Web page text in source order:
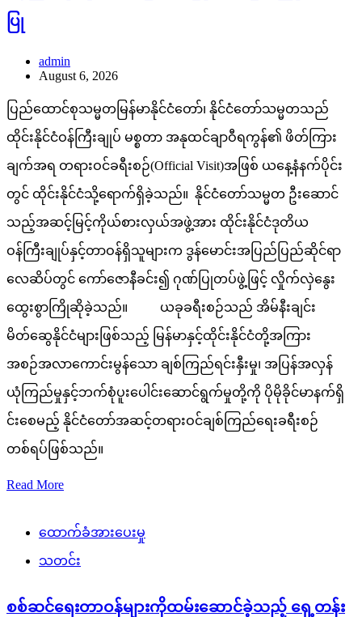
ပြု
admin
August 6, 2026
ပြည်ထောင်စုသမ္မတမြန်မာနိုင်ငံတော်၊ နိုင်ငံတော်သမ္မတသည်
ထိုင်းနိုင်ငံဝန်ကြီးချုပ် မစ္စတာ အနုထင်ချာဝီရကွန်၏ ဖိတ်ကြား
ချက်အရ တရားဝင်ခရီးစဉ်(Official Visit)အဖြစ် ယနေ့နံနက်ပိုင်း
တွင် ထိုင်းနိုင်ငံသို့ရောက်ရှိခဲ့သည်။ နိုင်ငံတော်သမ္မတ ဦးဆောင်
သည့်အဆင့်မြင့်ကိုယ်စားလှယ်အဖွဲ့အား ထိုင်းနိုင်ငံဒုတိယ
ဝန်ကြီးချုပ်နှင့်တာဝန်ရှိသူများက ဒွန်မောင်းအပြည်ပြည်ဆိုင်ရာ
လေဆိပ်တွင် ကော်ဇောနီခင်း၍ ဂုဏ်ပြုတပ်ဖွဲ့ဖြင့် လှိုက်လှဲနွေး
ထွေးစွာကြိုဆိုခဲ့သည်။ ယခုခရီးစဉ်သည် အိမ်နီးချင်း
မိတ်ဆွေနိုင်ငံများဖြစ်သည့် မြန်မာနှင့်ထိုင်းနိုင်ငံတို့အကြား
အစဉ်အလာကောင်းမွန်သော ချစ်ကြည်ရင်းနှီးမှု၊ အပြန်အလှန်
ယုံကြည်မှုနှင့်ဘက်စုံပူးပေါင်းဆောင်ရွက်မှုတို့ကို ပိုမိုခိုင်မာနက်ရှိ
င်းစေမည့် နိုင်ငံတော်အဆင့်တရားဝင်ချစ်ကြည်ရေးခရီးစဉ်
တစ်ရပ်ဖြစ်သည်။
Read More
ထောက်ခံအားပေးမှု
သတင်း
စစ်ဆင်ရေးတာဝန်များကိုထမ်းဆောင်ခဲ့သည့် ရှေ့တန်း